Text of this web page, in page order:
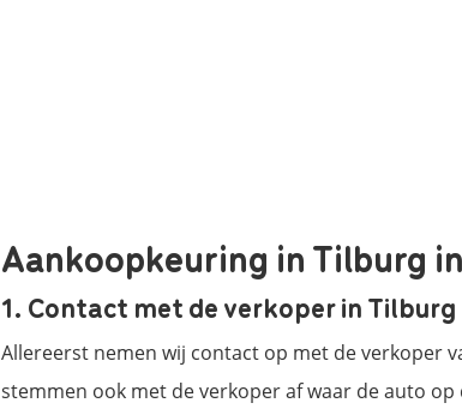
Aankoopkeuring in Tilburg
1. Contact met de verkoper in Tilburg
Allereerst nemen wij contact op met de verkoper
stemmen ook met de verkoper af waar de auto op